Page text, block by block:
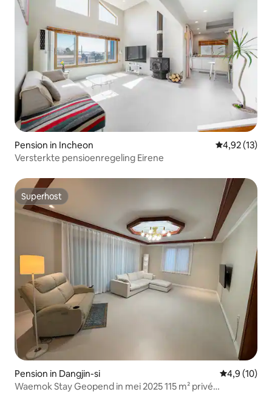
Pension in Incheon Gemiddelde
4,92 (13)
Versterkte pensioenregeling Eirene
Superhost
Superhost
Pension in Dangjin-si
4,9 (10)
Waemok Stay Geopend in mei 2025 115 m² privé